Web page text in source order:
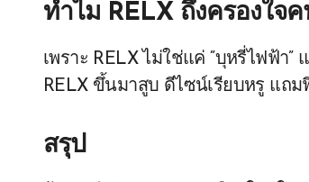
ทำไม RELX ถึงครองใจ
เพราะ RELX ไม่ใช่แค่ “บุหรี่ไฟฟ้
RELX ขึ้นมาสูบ ดีไซน์เรียบหรู แถ
สรุป